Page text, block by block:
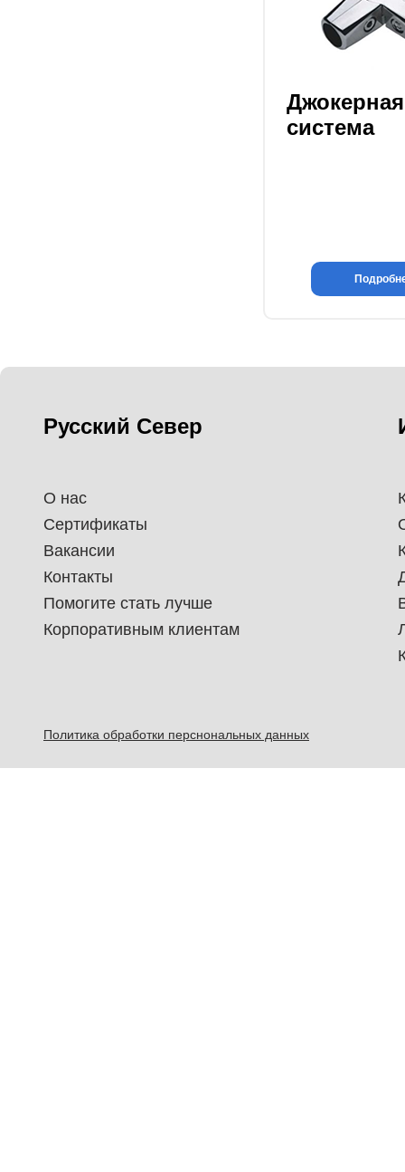
Джокерная
система
Русский Север
О нас
Сертификаты
Вакансии
Контакты
Помогите стать лучше
Корпоративным клиентам
Политика обработки перснональных данных